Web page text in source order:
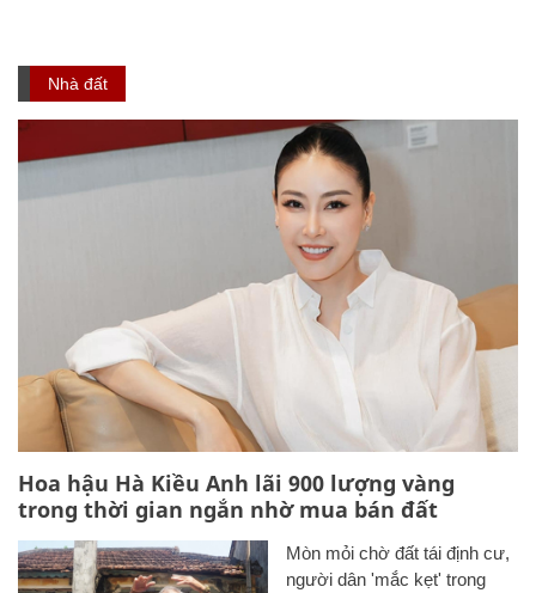
Nhà đất
Hoa hậu Hà Kiều Anh lãi 900 lượng vàng
trong thời gian ngắn nhờ mua bán đất
Mòn mỏi chờ đất tái định cư,
người dân 'mắc kẹt' trong